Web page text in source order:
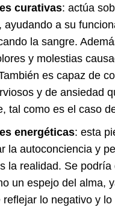
curativas: actúa
ayudando a su
la sangre.
y molestias
es capaz de
y de ansiedad
tal como es el caso
energéticas: esta
la autoconciencia y
la realidad. Se podría
un espejo del alma,
reflejar lo negativo y